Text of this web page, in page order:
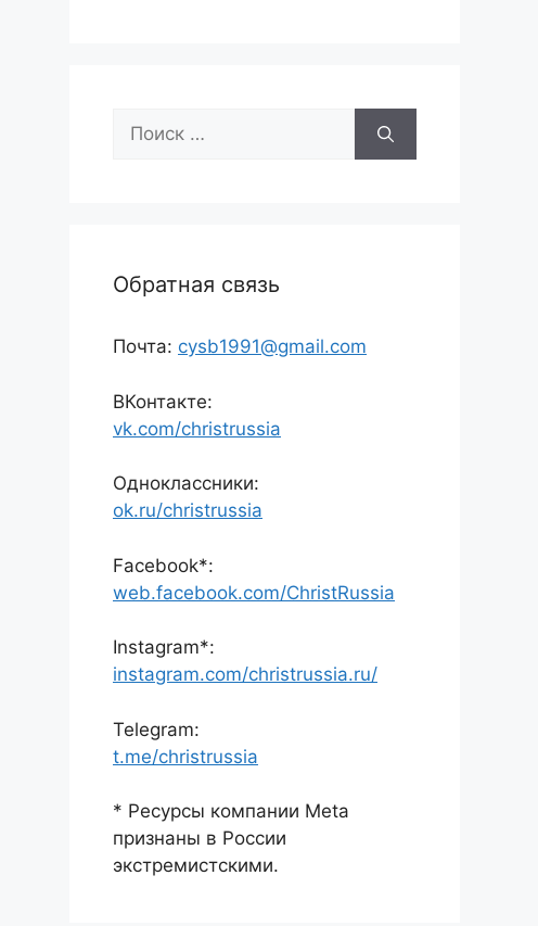
Поиск:
Обратная связь
Почта: cysb1991@gmail.com
ВКонтакте:
vk.com/christrussia
Одноклассники:
ok.ru/christrussia
Facebook*:
web.facebook.com/ChristRussia
Instagram*:
instagram.com/christrussia.ru/
Telegram:
t.me/christrussia
* Ресурсы компании Meta
признаны в России
экстремистскими.